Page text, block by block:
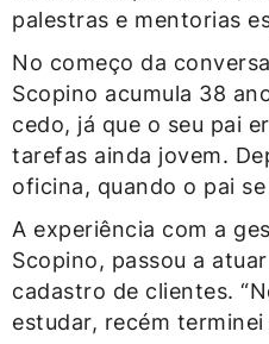
palestras e mentorias
No começo da
Scopino acumula 38
cedo, já que o seu pai
tarefas ainda jovem.
oficina, quando o pai
A experiência com a
Scopino, passou a
cadastro de clientes.
estudar, recém